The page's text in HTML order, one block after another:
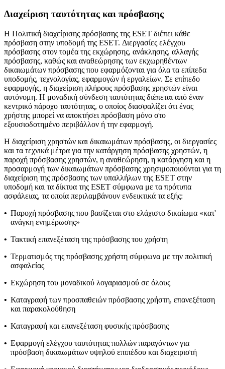
Διαχείριση ταυτότητας και πρόσβασης
Η Πολιτική διαχείρισης πρόσβασης της ESET διέπει κάθε
πρόσβαση στην υποδομή της ESET. Διεργασίες ελέγχου
πρόσβασης στον τομέα της εκχώρησης, ανάκλησης, αλλαγής
πρόσβασης, καθώς και αναθεώρησης των εκχωρηθέντων
δικαιωμάτων πρόσβασης που εφαρμόζονται για όλα τα επίπεδα
υποδομής, τεχνολογίας, εφαρμογών ή εργαλείων. Σε επίπεδο
εφαρμογής, η διαχείριση πλήρους πρόσβασης χρηστών είναι
αυτόνομη. Η μοναδική σύνδεση ταυτότητας διέπεται από έναν
κεντρικό πάροχο ταυτότητας, ο οποίος διασφαλίζει ότι ένας
χρήστης μπορεί να αποκτήσει πρόσβαση μόνο στο
εξουσιοδοτημένο περιβάλλον ή την εφαρμογή.
Η διαχείριση χρηστών και δικαιωμάτων πρόσβασης, οι διεργασίες
και τα τεχνικά μέτρα για την κατάργηση πρόσβασης χρηστών, η
παροχή πρόσβασης χρηστών, η αναθεώρηση, η κατάργηση και η
προσαρμογή των δικαιωμάτων πρόσβασης χρησιμοποιούνται για τη
διαχείριση της πρόσβασης των υπαλλήλων της ESET στην
υποδομή και τα δίκτυα της ESET σύμφωνα με τα πρότυπα
ασφάλειας, τα οποία περιλαμβάνουν ενδεικτικά τα εξής:
• Παροχή πρόσβασης που βασίζεται στο ελάχιστο δικαίωμα «κατ'
ανάγκη ενημέρωσης»
• Τακτική επανεξέταση της πρόσβασης του χρήστη
• Τερματισμός της πρόσβασης χρήστη σύμφωνα με την πολιτική
ασφαλείας
• Εκχώρηση του μοναδικού λογαριασμού σε όλους
• Καταγραφή των προσπαθειών πρόσβασης χρήστη, επανεξέταση
και παρακολούθηση
• Καταγραφή και επανεξέταση φυσικής πρόσβασης
• Εφαρμογή ελέγχου ταυτότητας πολλών παραγόντων για
πρόσβαση δικαιωμάτων υψηλού επιπέδου και διαχειριστή